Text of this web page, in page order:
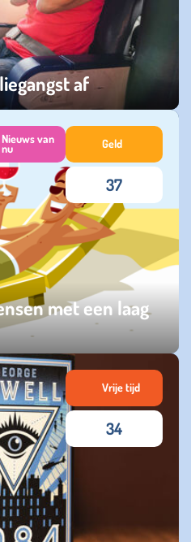
af
met een laag
Nieuws van
nu Geld
37
Vrije tijd
34